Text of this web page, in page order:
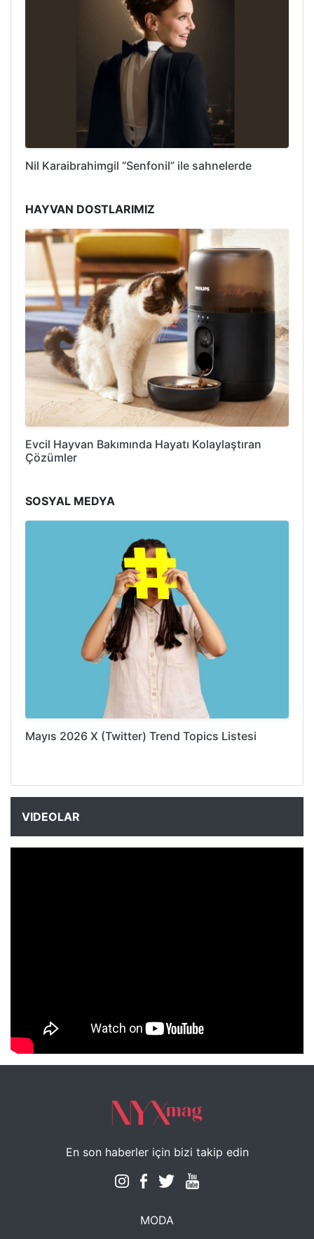
Nil Karaibrahimgil “Senfonil” ile sahnelerde
HAYVAN DOSTLARIMIZ
Evcil Hayvan Bakımında Hayatı Kolaylaştıran
Çözümler
SOSYAL MEDYA
Mayıs 2026 X (Twitter) Trend Topics Listesi
VIDEOLAR
NYXmag 2. Yaş Kutlama Etkinliği
En son haberler için bizi takip edin
MODA